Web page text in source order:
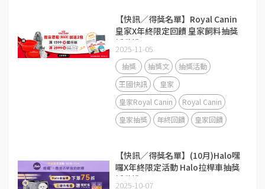
【快訊／得獎名單】Royal Canin
皇家X年終限定回饋 皇家飼料抽獎
活動說明
2025-11-05
抽獎 抽獎文
抽獎活動
王國快訊
皇家
皇家Royal Canin
Royal Canin
皇家抽獎
年終回饋 皇家回饋
【快訊／得獎名單】(10月)Halo嘿
囉X年終限定活動 Halo拉桿車抽獎
活動說明
2025-10-07